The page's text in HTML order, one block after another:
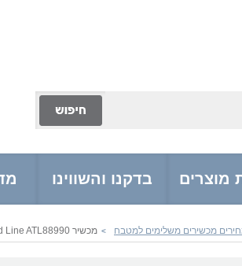
מוצרים בדקנו והשווינו
מכשירים משלימים למטבח > מכשיר Gold Line ATL88990